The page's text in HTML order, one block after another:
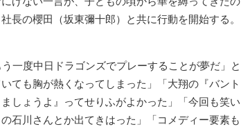
長の櫻田（坂東彌十郎）と共に行動を開始する。
一度中日ドラゴンズでプレーすることが夢だ」と
ても胸が熱くなってしまった」「大翔の『バント
しょうよ』ってせりふがよかった」「今回も笑い
石川さんとか出てきはった」「コメディー要素も